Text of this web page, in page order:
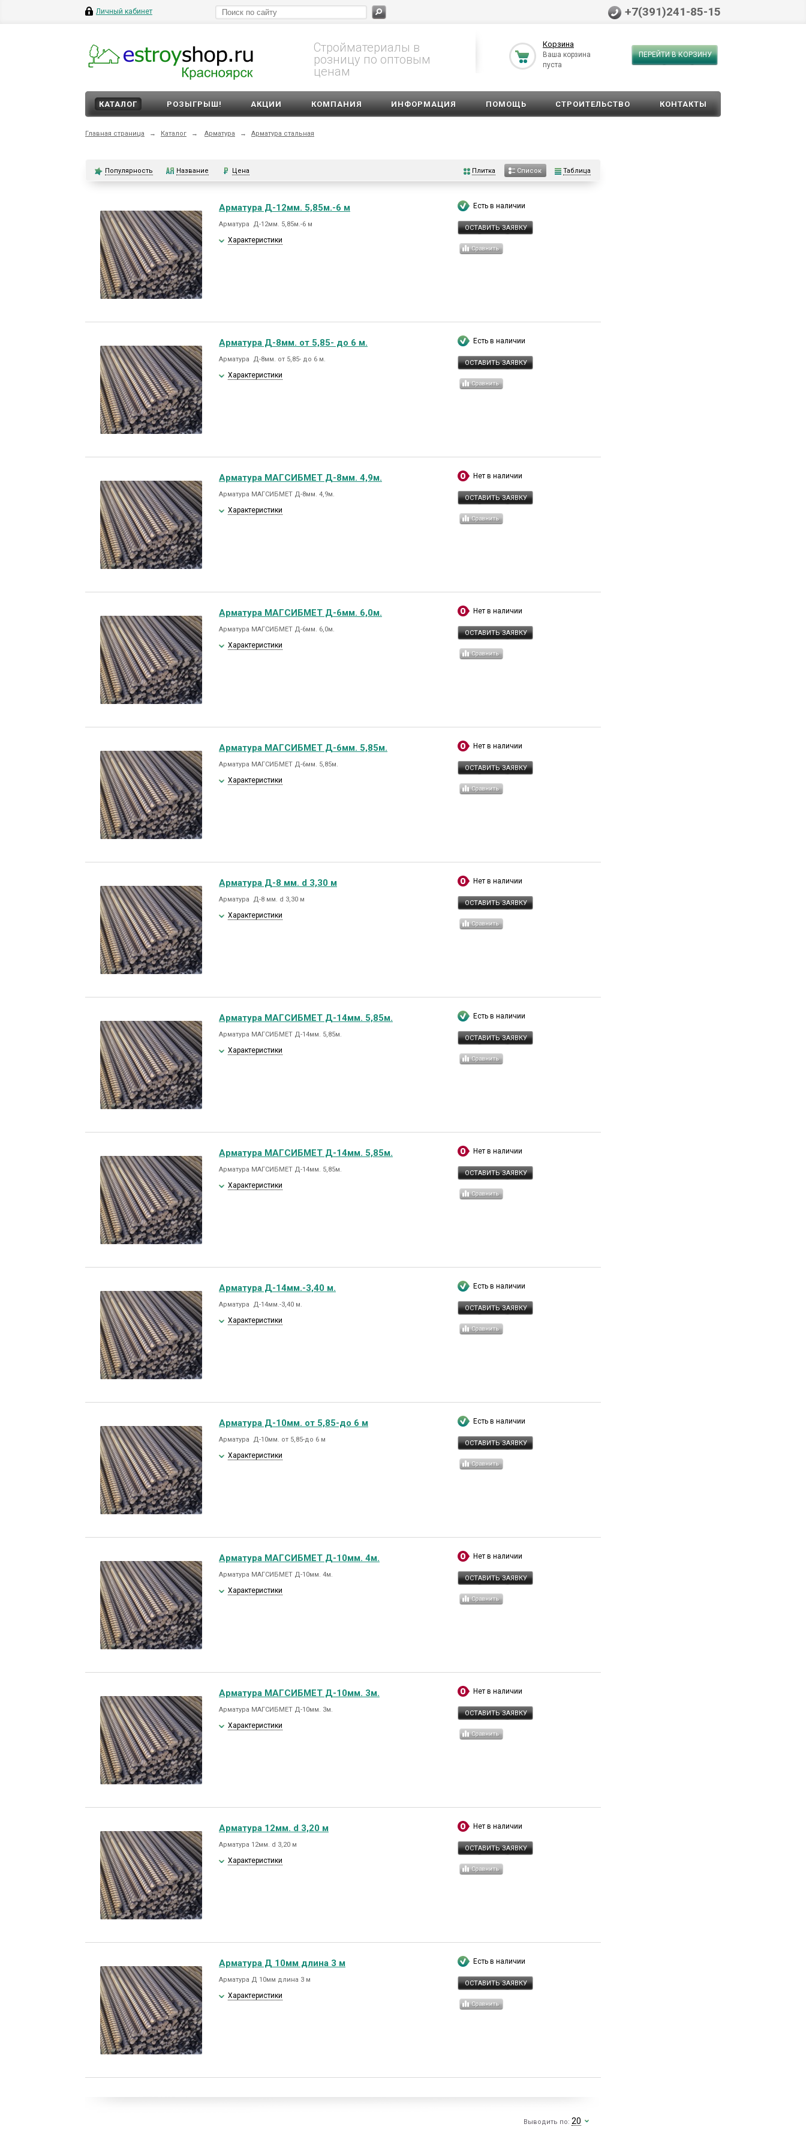
Личный кабинет +7(391)241-85-15
Стройматериалы в
розницу по оптовым
ценам
Корзина
Ваша корзина
пуста
ПЕРЕЙТИ В КОРЗИНУ
КАТАЛОГ РОЗЫГРЫШ! АКЦИИ КОМПАНИЯ ИНФОРМАЦИЯ ПОМОЩЬ СТРОИТЕЛЬСТВО КОНТАКТЫ
Главная страница → Каталог → Арматура → Арматура стальная
Популярность Название Цена Плитка Список Таблица
Арматура Д-12мм. 5,85м.-6 м
Арматура Д-12мм. 5,85м.-6 м
Характеристики
Есть в наличии
ОСТАВИТЬ ЗАЯВКУ
Арматура Д-8мм. от 5,85- до 6 м.
Арматура Д-8мм. от 5,85- до 6 м.
Характеристики
Есть в наличии
ОСТАВИТЬ ЗАЯВКУ
Арматура МАГСИБМЕТ Д-8мм. 4,9м.
Арматура МАГСИБМЕТ Д-8мм. 4,9м.
Характеристики
Нет в наличии
ОСТАВИТЬ ЗАЯВКУ
Арматура МАГСИБМЕТ Д-6мм. 6,0м.
Арматура МАГСИБМЕТ Д-6мм. 6,0м.
Характеристики
Нет в наличии
ОСТАВИТЬ ЗАЯВКУ
Арматура МАГСИБМЕТ Д-6мм. 5,85м.
Арматура МАГСИБМЕТ Д-6мм. 5,85м.
Характеристики
Нет в наличии
ОСТАВИТЬ ЗАЯВКУ
Арматура Д-8 мм. d 3,30 м
Арматура Д-8 мм. d 3,30 м
Характеристики
Нет в наличии
ОСТАВИТЬ ЗАЯВКУ
Арматура МАГСИБМЕТ Д-14мм. 5,85м.
Арматура МАГСИБМЕТ Д-14мм. 5,85м.
Характеристики
Есть в наличии
ОСТАВИТЬ ЗАЯВКУ
Арматура МАГСИБМЕТ Д-14мм. 5,85м.
Арматура МАГСИБМЕТ Д-14мм. 5,85м.
Характеристики
Нет в наличии
ОСТАВИТЬ ЗАЯВКУ
Арматура Д-14мм.-3,40 м.
Арматура Д-14мм.-3,40 м.
Характеристики
Есть в наличии
ОСТАВИТЬ ЗАЯВКУ
Арматура Д-10мм. от 5,85-до 6 м
Арматура Д-10мм. от 5,85-до 6 м
Характеристики
Есть в наличии
ОСТАВИТЬ ЗАЯВКУ
Арматура МАГСИБМЕТ Д-10мм. 4м.
Арматура МАГСИБМЕТ Д-10мм. 4м.
Характеристики
Нет в наличии
ОСТАВИТЬ ЗАЯВКУ
Арматура МАГСИБМЕТ Д-10мм. 3м.
Арматура МАГСИБМЕТ Д-10мм. 3м.
Характеристики
Нет в наличии
ОСТАВИТЬ ЗАЯВКУ
Арматура 12мм. d 3,20 м
Арматура 12мм. d 3,20 м
Характеристики
Нет в наличии
ОСТАВИТЬ ЗАЯВКУ
Арматура Д 10мм длина 3 м
Арматура Д 10мм длина 3 м
Характеристики
Есть в наличии
ОСТАВИТЬ ЗАЯВКУ
Выводить по: 20